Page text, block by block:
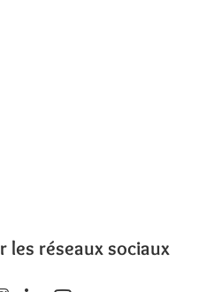
les réseaux sociaux